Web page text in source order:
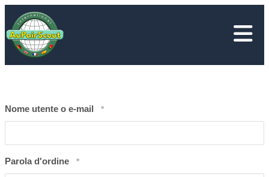
contenuto
Nome utente o e-mail *
Parola d'ordine *